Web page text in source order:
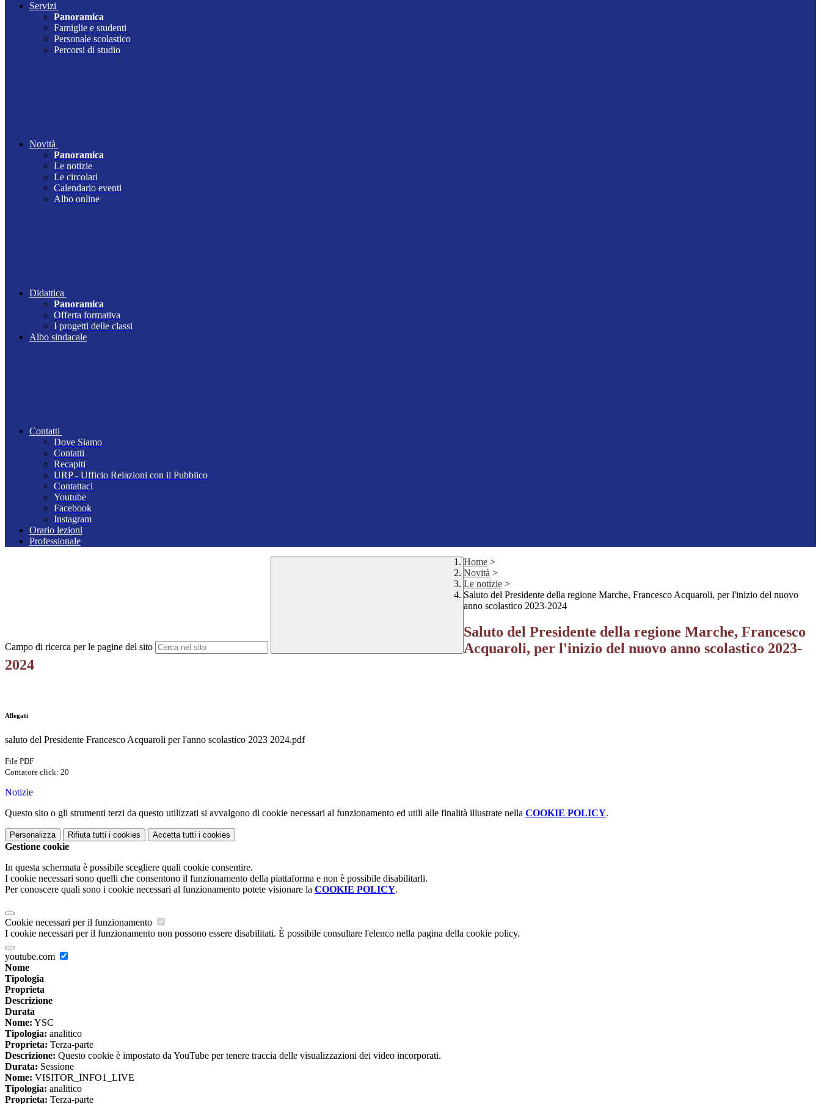
Servizi
Panoramica
Famiglie e studenti
Personale scolastico
Percorsi di studio
Novità
Panoramica
Le notizie
Le circolari
Calendario eventi
Albo online
Didattica
Panoramica
Offerta formativa
I progetti delle classi
Albo sindacale
Contatti
Dove Siamo
Contatti
Recapiti
URP - Ufficio Relazioni con il Pubblico
Contattaci
Youtube
Facebook
Instagram
Orario lezioni
Professionale
Campo di ricerca per le pagine del sito
Home >
Novità >
Le notizie >
Saluto del Presidente della regione Marche, Francesco Acquaroli, per l'inizio del nuovo
anno scolastico 2023-2024
Saluto del Presidente della regione Marche, Francesco
Acquaroli, per l'inizio del nuovo anno scolastico 2023-
2024
Allegati
saluto del Presidente Francesco Acquaroli per l'anno scolastico 2023 2024.pdf
File PDF
Contatore click: 20
Notizie
Questo sito o gli strumenti terzi da questo utilizzati si avvalgono di cookie necessari al funzionamento ed utili alle finalità illustrate nella COOKIE POLICY.
Personalizza Rifiuta tutti i cookies Accetta tutti i cookies
Gestione cookie
In questa schermata è possibile scegliere quali cookie consentire.
I cookie necessari sono quelli che consentono il funzionamento della piattaforma e non è possibile disabilitarli.
Per conoscere quali sono i cookie necessari al funzionamento potete visionare la COOKIE POLICY.
Cookie necessari per il funzionamento
I cookie necessari per il funzionamento non possono essere disabilitati. È possibile consultare l'elenco nella pagina della cookie policy.
youtube.com
Nome
Tipologia
Proprieta
Descrizione
Durata
Nome: YSC
Tipologia: analitico
Proprieta: Terza-parte
Descrizione: Questo cookie è impostato da YouTube per tenere traccia delle visualizzazioni dei video incorporati.
Durata: Sessione
Nome: VISITOR_INFO1_LIVE
Tipologia: analitico
Proprieta: Terza-parte